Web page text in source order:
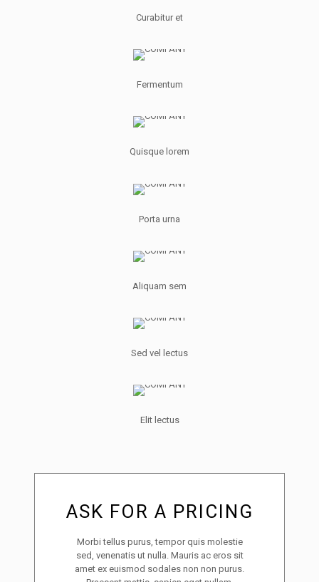
Curabitur et
Fermentum
Quisque lorem
Porta urna
Aliquam sem
Sed vel lectus
Elit lectus
ASK FOR A PRICING
Morbi tellus purus, tempor quis molestie
sed, venenatis ut nulla. Mauris ac eros sit
amet ex euismod sodales non non purus.